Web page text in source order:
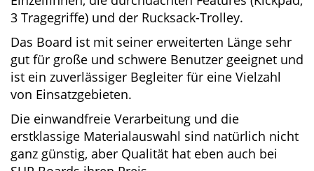
Das Makaio Kula Nui 11.5 V2 hat mich im Test
komplett überzeugt.
Die Hauptargumente für dieses Board sind für
mich die hohe Traglast, der hochwertige und
mehrschichtige Aufbau („Thermo-Fusion“), die
hohe Steifigkeit, die beiden flexibel
einsetzbaren Einzelfinnen, die durchdachten
Features (Kickpad, 3 Tragegriffe) und der
Rucksack-Trolley.